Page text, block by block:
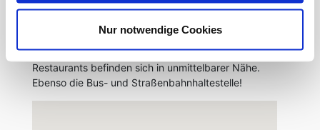
Nur notwendige Cookies
Werbung, Kunst und Medien ein attraktives Viertel
Einkaufsmöglichkeiten und eine vielzahl von
Restaurants befinden sich in unmittelbarer Nähe.
Ebenso die Bus- und Straßenbahnhaltestelle!